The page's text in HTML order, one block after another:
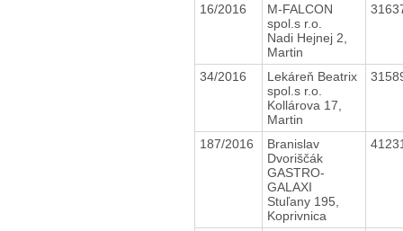
16/2016
M-FALCON
spol.s r.o.
Nadi Hejnej 2,
Martin
34/2016
Lekáreň Beatrix
spol.s r.o.
Kollárova 17,
Martin
187/2016
Branislav
Dvoriščák
GASTRO-
GALAXI
Stuľany 195,
Koprivnica